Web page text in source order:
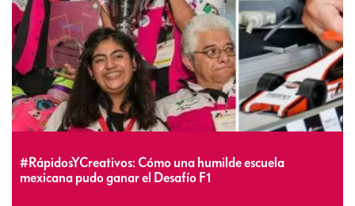
#RápidosYCreativos: Cómo una humilde escuela
mexicana pudo ganar el Desafío F1